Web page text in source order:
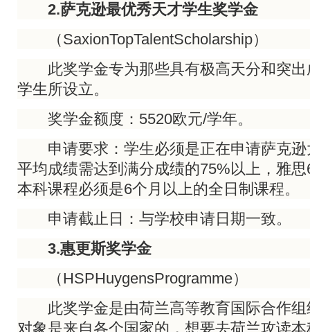
2.萨克逊最优秀天才学生奖学金
（SaxionTopTalentScholarship）
此奖学金专为那些具有极高天分和突出
学生所设立。
奖学金额度：5520欧元/学年。
申请要求：学生必须是正在申请萨克逊
平均成绩需达到满分成绩的75%以上，雅
本科课程必须是6个月以上的全日制课程。
申请截止日：与学校申请日期一致。
3.惠更斯奖学金
（HSPHuygensProgramme）
此奖学金是由荷兰高等教育国际合作组
对象是来自各个国家的，想要去荷兰攻读